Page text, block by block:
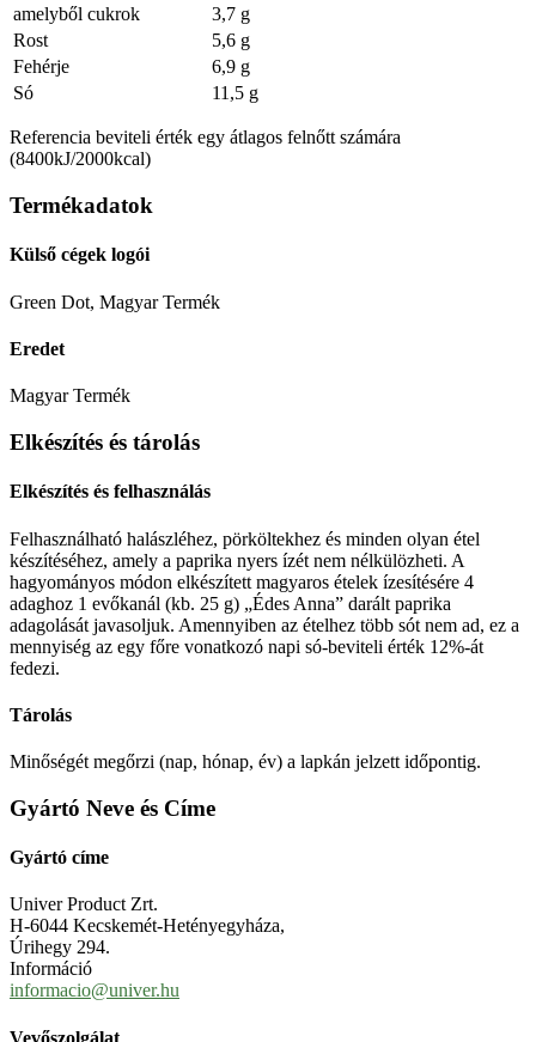
amelyből cukrok
3,7 g
Rost
5,6 g
Fehérje
6,9 g
Só
11,5 g
Referencia beviteli érték egy átlagos felnőtt számára
(8400kJ/2000kcal)
Termékadatok
Külső cégek logói
Green Dot, Magyar Termék
Eredet
Magyar Termék
Elkészítés és tárolás
Elkészítés és felhasználás
Felhasználható halászléhez, pörköltekhez és minden olyan étel
készítéséhez, amely a paprika nyers ízét nem nélkülözheti. A
hagyományos módon elkészített magyaros ételek ízesítésére 4
adaghoz 1 evőkanál (kb. 25 g) „Édes Anna” darált paprika
adagolását javasoljuk. Amennyiben az ételhez több sót nem ad, ez a
mennyiség az egy főre vonatkozó napi só-beviteli érték 12%-át
fedezi.
Tárolás
Minőségét megőrzi (nap, hónap, év) a lapkán jelzett időpontig.
Gyártó Neve és Címe
Gyártó címe
Univer Product Zrt.
H-6044 Kecskemét-Hetényegyháza,
Úrihegy 294.
Információ
informacio@univer.hu
Vevőszolgálat